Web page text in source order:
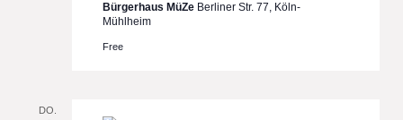
Bürgerhaus MüZe Berliner Str. 77, Köln-
Mühlheim
Free
DO.